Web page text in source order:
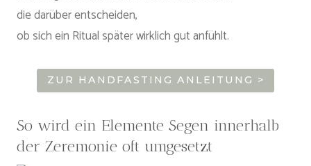
die darüber entscheiden,
ob sich ein Ritual später wirklich gut anfühlt.
ZUR HANDFASTING ANLEITUNG >
So wird ein Elemente Segen innerhalb
der Zeremonie oft umgesetzt